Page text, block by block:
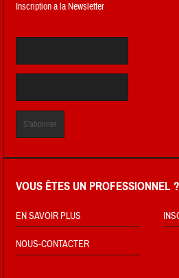
Inscription a la Newsletter
VOUS ÊTES UN PROFESSIONNEL ?
EN SAVOIR PLUS
NOUS-CONTACTER